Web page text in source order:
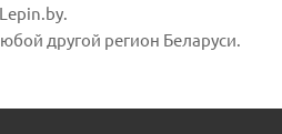
другой регион Беларуси.